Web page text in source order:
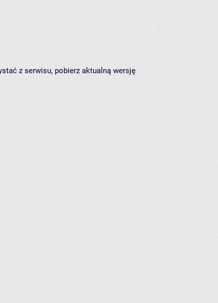
z serwisu, pobierz aktualną wersję